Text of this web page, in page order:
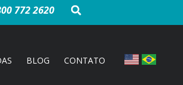
772 2620
BLOG CONTATO